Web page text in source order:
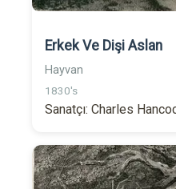
Erkek Ve Dişi Aslan
Hayvan
1830's
Sanatçı: Charles